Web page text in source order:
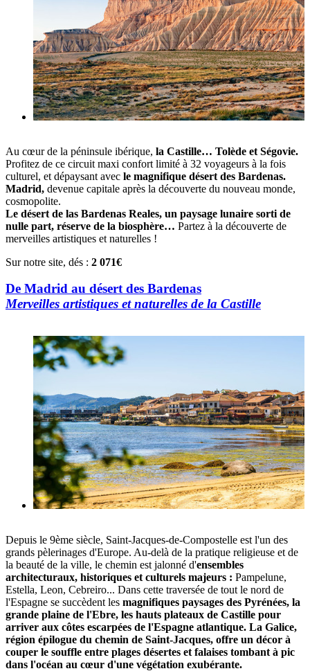
Au cœur de la péninsule ibérique, la Castille… Tolède et Ségovie.
Profitez de ce circuit maxi confort limité à 32 voyageurs à la fois
culturel, et dépaysant avec le magnifique désert des Bardenas.
Madrid, devenue capitale après la découverte du nouveau monde,
cosmopolite.
Le désert de las Bardenas Reales, un paysage lunaire sorti de
nulle part, réserve de la biosphère… Partez à la découverte de
merveilles artistiques et naturelles !
Sur notre site, dés : 2 071€
De Madrid au désert des Bardenas
Merveilles artistiques et naturelles de la Castille
Depuis le 9ème siècle, Saint-Jacques-de-Compostelle est l'un des
grands pèlerinages d'Europe. Au-delà de la pratique religieuse et de
la beauté de la ville, le chemin est jalonné d'ensembles
architecturaux, historiques et culturels majeurs : Pampelune,
Estella, Leon, Cebreiro... Dans cette traversée de tout le nord de
l'Espagne se succèdent les magnifiques paysages des Pyrénées, la
grande plaine de l'Ebre, les hauts plateaux de Castille pour
arriver aux côtes escarpées de l'Espagne atlantique. La Galice,
région épilogue du chemin de Saint-Jacques, offre un décor à
couper le souffle entre plages désertes et falaises tombant à pic
dans l'océan au cœur d'une végétation exubérante.